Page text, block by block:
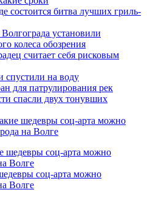
состоится битва лучших гриль-
установили
колеса обозрения
считает себя рисковым
спустили на воду
для патрулирования рек
спасли двух тонувших
шедевры соц-арта можно
на Волге
соц-арта можно
Волге